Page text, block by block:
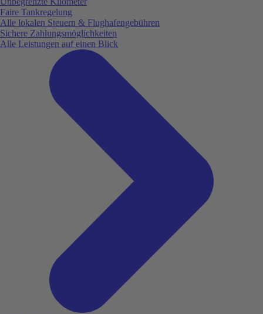
Faire Tankregelung
Alle lokalen Steuern & Flughafengebühren
Sichere Zahlungsmöglichkeiten
Alle Leistungen auf einen Blick